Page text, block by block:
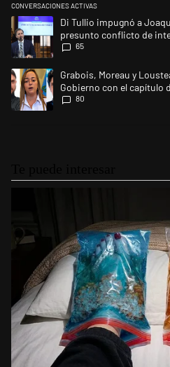
CONVERSACIONES ACTIVAS
Este listado muestra los artículos
Un artículo de tendencia con el
Di Tullio impugnó a
presunto conflicto de
Tierras
65
Un artículo de tendencia con el
Grabois, Moreau y
Gobierno con el capítulo
80